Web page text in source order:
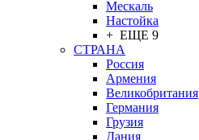
Мескаль
Настойка
+ ЕЩЕ 9
СТРАНА
Россия
Армения
Великобритания
Германия
Грузия
Дания